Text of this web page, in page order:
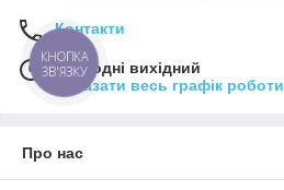
Контакти
Сьогодні вихідний
Показати весь графік роботи
Про нас
КНОПКА
ЗВ'ЯЗКУ